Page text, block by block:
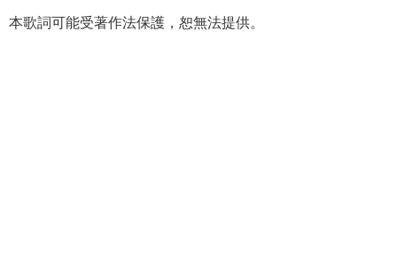
本歌詞可能受著作法保護，恕無法提供。